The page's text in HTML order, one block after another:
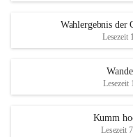
Wahlergebnis der
Lesezeit
Lesezeit
Kumm
Lesezeit